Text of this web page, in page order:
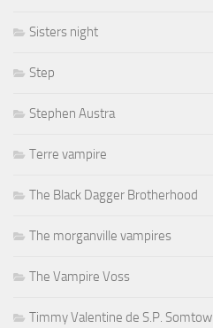
Sisters night
Step
Stephen Austra
Terre vampire
The Black Dagger Brotherhood
The morganville vampires
The Vampire Voss
Timmy Valentine de S.P. Somtow